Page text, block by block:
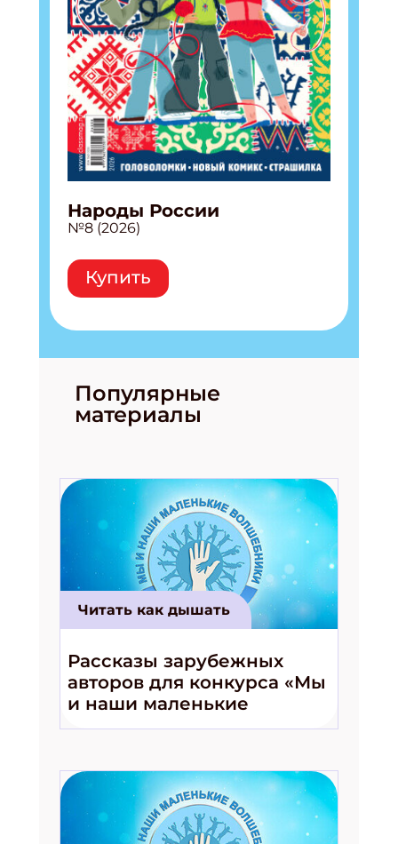
Народы России
№8 (2026)
Купить
Популярные
материалы
Читать как дышать
Рассказы зарубежных
авторов для конкурса «Мы
и наши маленькие
волшебники!»